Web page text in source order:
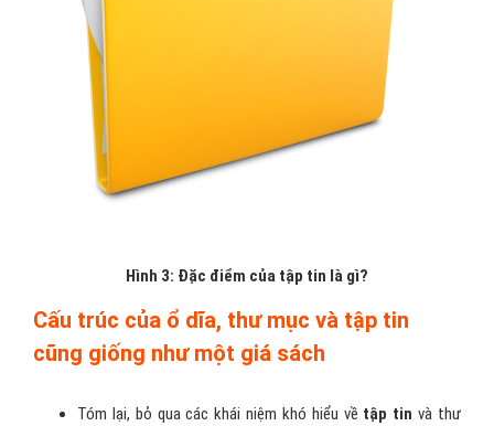
Hình 3: Đặc điểm của tập tin là gì?
Cấu trúc của ổ dĩa, thư mục và tập tin
cũng giống như một giá sách
Tóm lại, bỏ qua các khái niệm khó hiểu về tập tin và thư